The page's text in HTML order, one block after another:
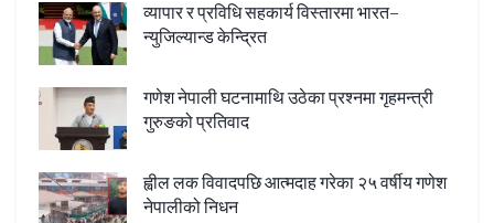
व्यापार र प्रविधि सहकार्य विस्तारमा भारत–
न्युजिल्यान्ड केन्द्रित
गणेश नेपाली घटनामाथि उठेका प्रश्नमा गृहमन्त्री
गुरुङको प्रतिवाद
ह्वील लक विवादपछि आत्मदाह गरेका २५ वर्षीय गणेश
नेपालीको निधन